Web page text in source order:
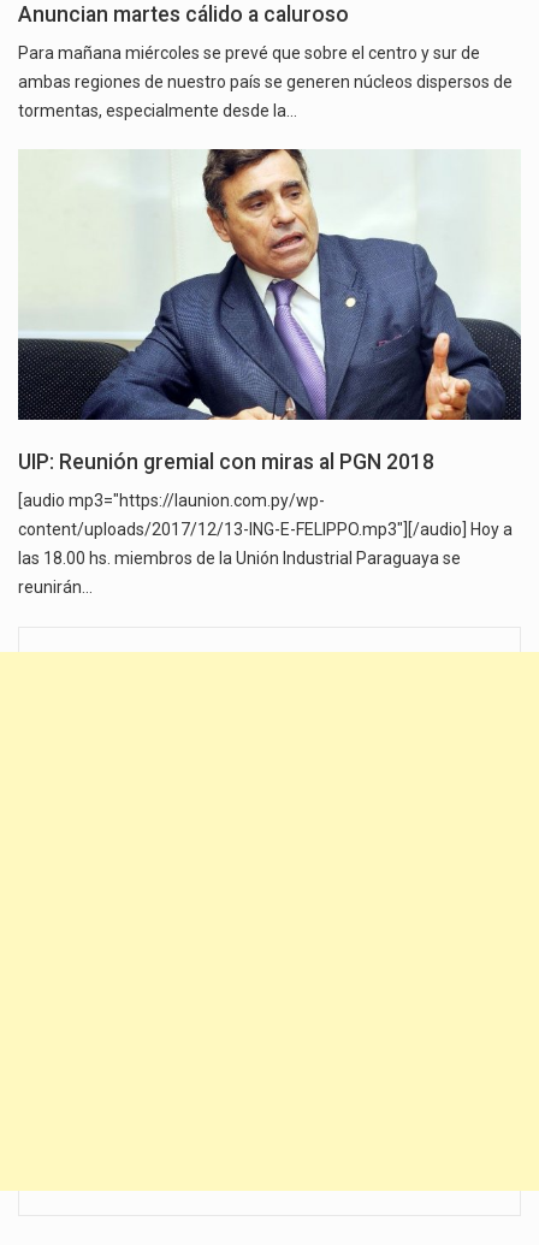
Anuncian martes cálido a caluroso
Para mañana miércoles se prevé que sobre el centro y sur de
ambas regiones de nuestro país se generen núcleos dispersos de
tormentas, especialmente desde la…
UIP: Reunión gremial con miras al PGN 2018
[audio mp3="https://launion.com.py/wp-
content/uploads/2017/12/13-ING-E-FELIPPO.mp3"][/audio] Hoy a
las 18.00 hs. miembros de la Unión Industrial Paraguaya se
reunirán…